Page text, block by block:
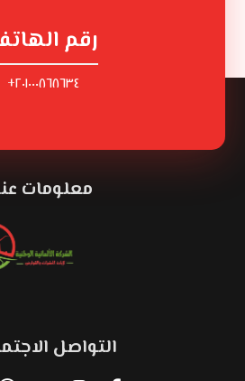
رقم
٢٠١٠٠٠٨٦٨٦٣٤+
معلومات
التواصل